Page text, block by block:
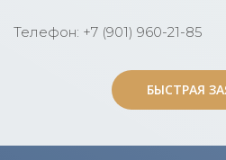
Телефон: +7 (901) 960-21-85
БЫСТРАЯ
БЫСТРАЯ